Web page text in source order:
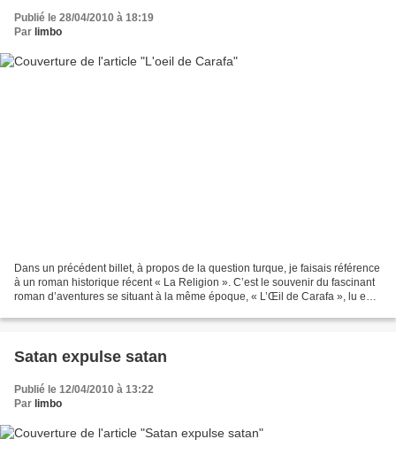
Publié le 28/04/2010 à 18:19
Par limbo
Dans un précédent billet, à propos de la question turque, je faisais référence
à un roman historique récent « La Religion ». C’est le souvenir du fascinant
roman d’aventures se situant à la même époque, « L’Œil de Carafa », lu en
Satan expulse satan
Publié le 12/04/2010 à 13:22
Par limbo